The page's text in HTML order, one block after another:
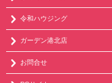
令和ハウジング
ガーデン港北店
お問合せ